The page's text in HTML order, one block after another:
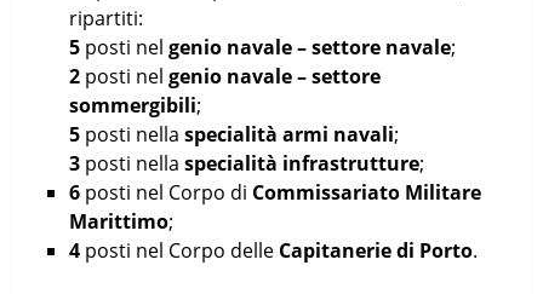
ripartiti:
5posti nel genio navale – settore navale;
2posti nel genio navale – settore
sommergibili;
5posti nella specialità armi navali;
3posti nella specialità infrastrutture;
6posti nel Corpo di Commissariato Militare
Marittimo;
4posti nel Corpo delle Capitanerie di Porto.